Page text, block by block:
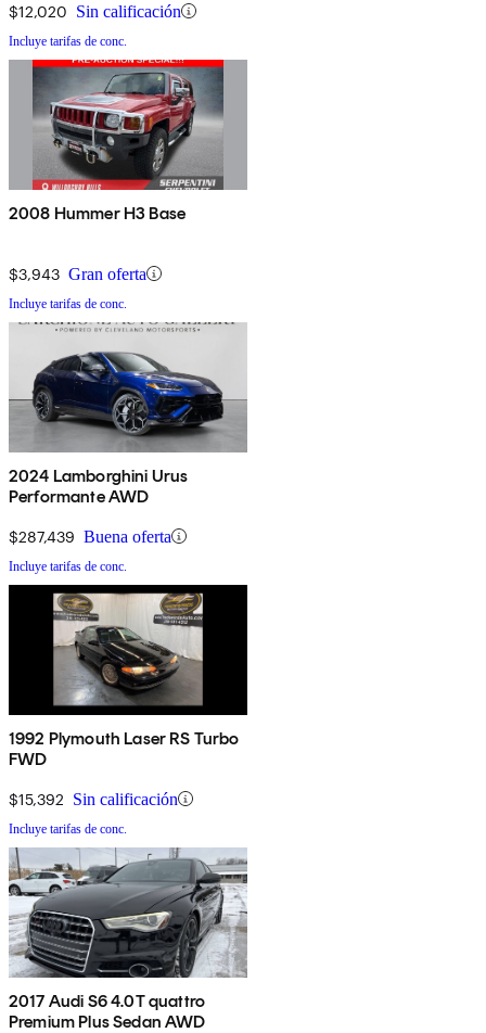
$12,020 Sin calificación
Incluye tarifas de conc.
2008 Hummer H3 Base
$3,943 Gran oferta
Incluye tarifas de conc.
2024 Lamborghini Urus
Performante AWD
$287,439 Buena oferta
Incluye tarifas de conc.
1992 Plymouth Laser RS Turbo
FWD
$15,392 Sin calificación
Incluye tarifas de conc.
2017 Audi S6 4.0T quattro
Premium Plus Sedan AWD